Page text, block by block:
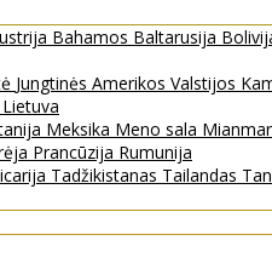
Bahamos Baltarusija
Jungtinės Amerikos Valstijos
Lietuva
Meksika Meno sala
Prancūzija Rumunija
Tadžikistanas Tailandas